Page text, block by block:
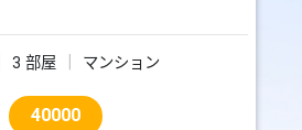
3 部屋 マンション
40000